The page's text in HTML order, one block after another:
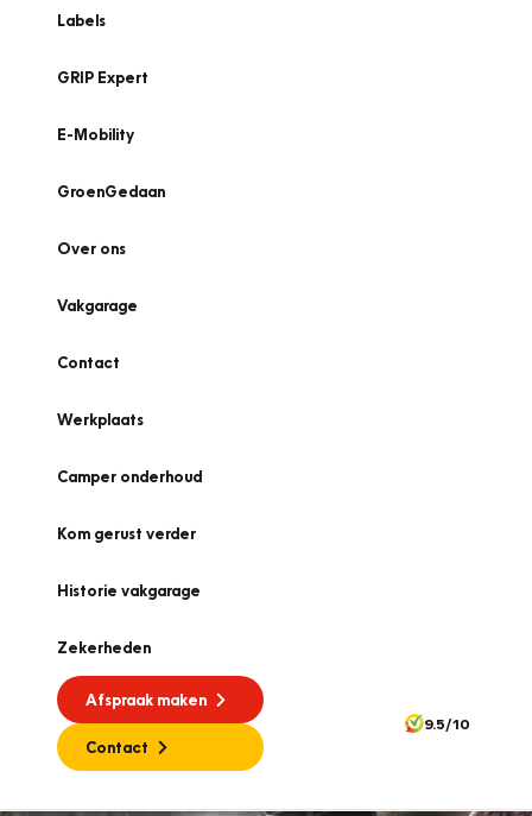
Labels
GRIP Expert
E-Mobility
GroenGedaan
Over ons
Vakgarage
Contact
Werkplaats
Camper onderhoud
Kom gerust verder
Historie vakgarage
Zekerheden
Afspraak maken
Contact
9.5/10